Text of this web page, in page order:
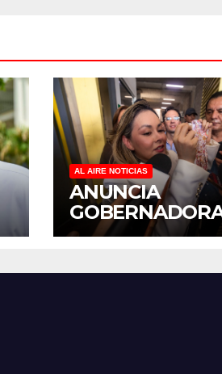
AL AIRE NOTICIAS
ANUNCIA
YERALDINE
REAPERTURA